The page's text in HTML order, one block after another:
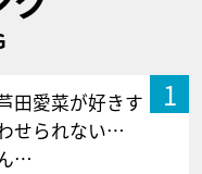
1
田愛菜が好きす
せられない…
…